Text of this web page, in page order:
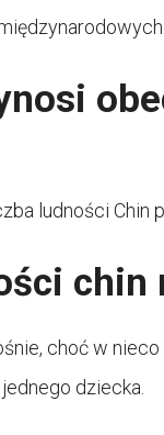
ludności Chin
chin
choć w
dziecka.